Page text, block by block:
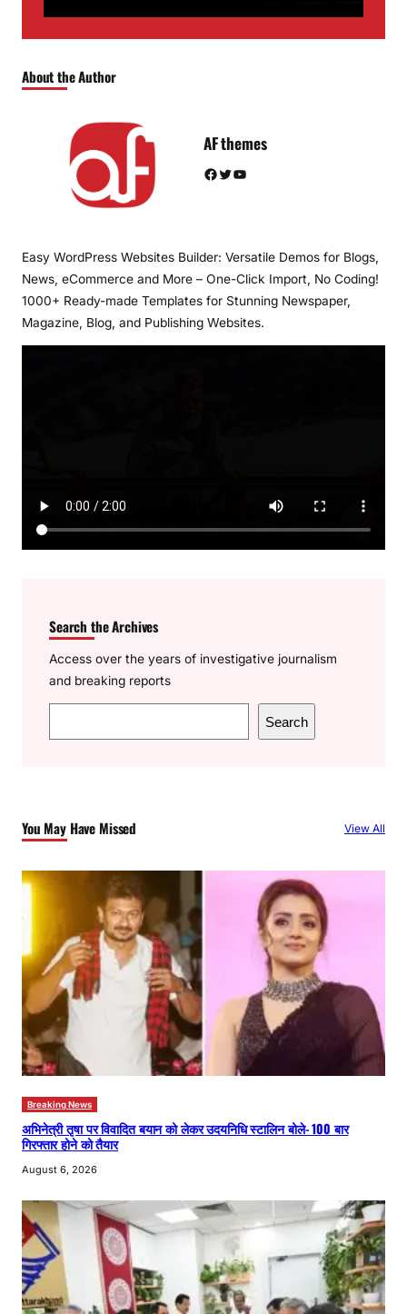
About the Author
AF themes
Facebook Twitter YouTube
Easy WordPress Websites Builder: Versatile Demos for Blogs,
News, eCommerce and More – One-Click Import, No Coding!
1000+ Ready-made Templates for Stunning Newspaper,
Magazine, Blog, and Publishing Websites.
Search the Archives
Access over the years of investigative journalism
and breaking reports
e
h
Search
You May Have Missed View All
Breaking News
अभिनेत्री तृषा पर विवादित बयान को लेकर उदयनिधि स्टालिन बोले- 100 बार
गिरफ्तार होने को तैयार
August 6, 2026